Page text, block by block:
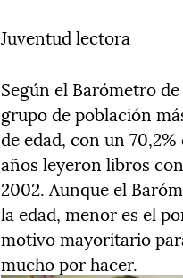
Juventud lectora
Según el Barómetro
grupo de población
de edad, con un
años leyeron libros
2002. Aunque el
la edad, menor es el
motivo mayoritario
mucho por hacer.